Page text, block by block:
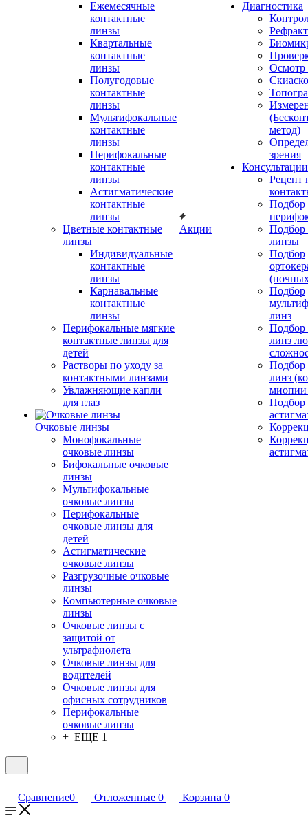
Ежемесячные
контактные
линзы
Квартальные
контактные
линзы
Полугодовые
контактные
линзы
Мультифокальные
контактные
линзы
Перифокальные
контактные
линзы
Астигматические
контактные
линзы
Цветные контактные
линзы
Индивидуальные
контактные
линзы
Карнавальные
контактные
линзы
Перифокальные мягкие
контактные линзы для
детей
Растворы по уходу за
контактными линзами
Увлажняющие капли
для глаз
Очковые линзы
Монофокальные
очковые линзы
Бифокальные очковые
линзы
Мультифокальные
очковые линзы
Перифокальные
очковые линзы для
детей
Астигматические
очковые линзы
Разгрузочные очковые
линзы
Компьютерные очковые
линзы
Очковые линзы с
защитой от
ультрафиолета
Очковые линзы для
водителей
Очковые линзы для
офисных сотрудников
Перифокальные
очковые линзы
+ ЕЩЕ 1
Акции
Диагностика
Осмотр
метод)
зрения
Рецепт
Подбор
Подбор
линзы
Подбор
Подбор
линз
Подбор
линз
Подбор
линз
миопии
Подбор
Сравнение0 Отложенные 0 Корзина 0